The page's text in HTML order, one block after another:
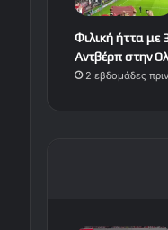
Φιλική ήττα με
Αντβέρπ στην
2 εβδομάδες πριν